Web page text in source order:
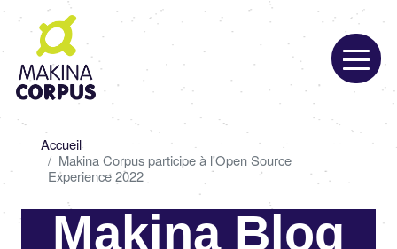
Aller
contenu
principal
d'Ariane
Accueil
Makina Corpus participe à l'Open Source
Experience 2022
Makina Blog